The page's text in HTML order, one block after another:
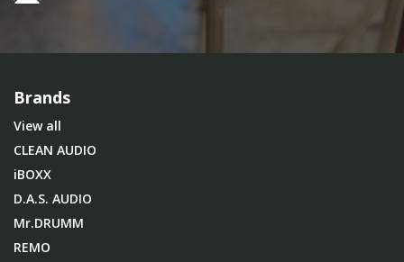
Brands
View all
CLEAN AUDIO
iBOXX
D.A.S. AUDIO
Mr.DRUMM
REMO